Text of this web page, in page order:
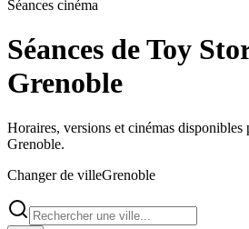
Séances cinéma
Séances de Toy
Grenoble
Horaires, versions et cinémas
Grenoble.
Changer de villeGrenoble